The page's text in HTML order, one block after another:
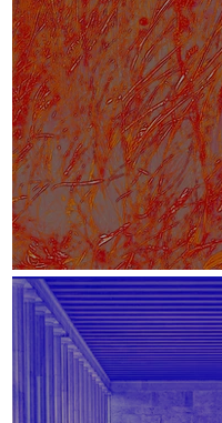
White Paper